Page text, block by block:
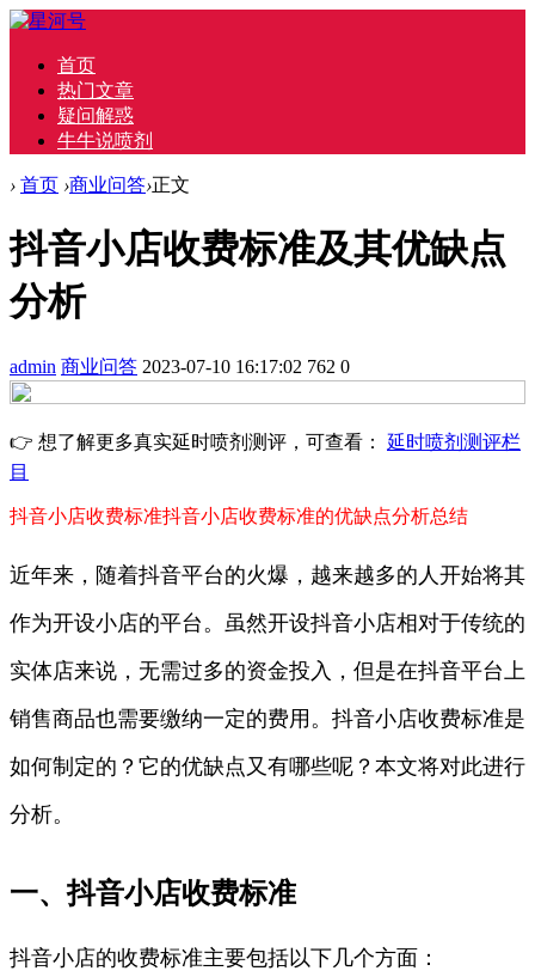
首页
热门文章
疑问解惑
牛牛说喷剂
› 首页 ›商业问答›正文
抖音小店收费标准及其优缺点
分析
admin 商业问答 2023-07-10 16:17:02 762 0
👉 想了解更多真实延时喷剂测评，可查看： 延时喷剂测评栏
目
抖音小店收费标准抖音小店收费标准的优缺点分析总结
近年来，随着抖音平台的火爆，越来越多的人开始将其
作为开设小店的平台。虽然开设抖音小店相对于传统的
实体店来说，无需过多的资金投入，但是在抖音平台上
销售商品也需要缴纳一定的费用。抖音小店收费标准是
如何制定的？它的优缺点又有哪些呢？本文将对此进行
分析。
一、抖音小店收费标准
抖音小店的收费标准主要包括以下几个方面：